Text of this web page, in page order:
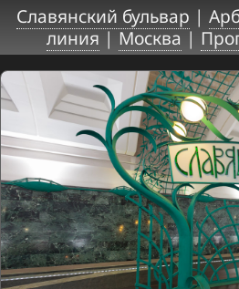
Славянский бульвар |
линия|Москва|